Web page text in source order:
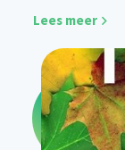
Lees meer